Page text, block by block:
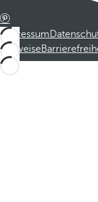
Impressum
Hinweise